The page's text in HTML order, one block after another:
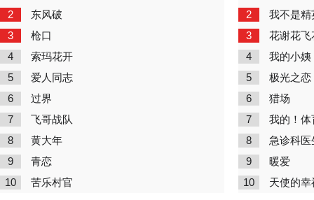
2 东风破
3 枪口
4 索玛花开
5 爱人同志
6 过界
7 飞哥战队
8 黄大年
9 青恋
10 苦乐村官
2 我不是精
3 花谢花飞
4 我的小姨
5 极光之恋
6 猎场
7 我的！体
8 急诊科医
9 暖爱
10 天使的幸